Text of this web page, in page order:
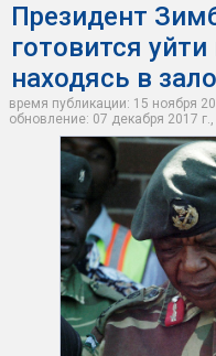
Президент
готовится уйти
находясь в
время публикации: 15 ноября
обновление: 07 декабря 2017